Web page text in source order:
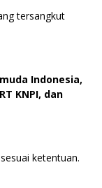
tersangkut
Indonesia,
KNPI, dan
sesuai ketentuan.